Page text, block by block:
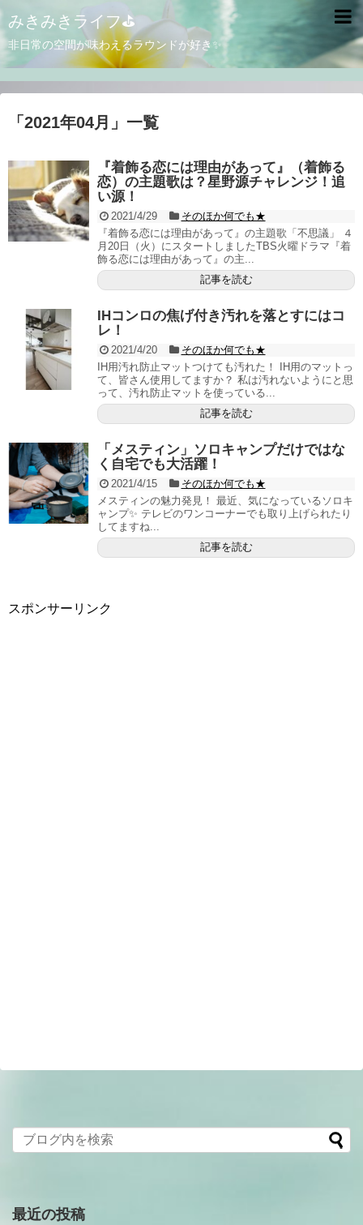
みきみきライフ⛳
非日常の空間が味わえるラウンドが好き✨
「 2021年04月 」 一覧
『着飾る恋には理由があって』（着飾る
恋）の主題歌は？星野源チャレンジ！追
い源！
2021/4/29
そのほか何でも★
『着飾る恋には理由があって』の主題歌「不思議」 ４
月20日（火）にスタートしましたTBS火曜ドラマ『着
飾る恋には理由があって』の主...
記事を読む
IHコンロの焦げ付き汚れを落とすにはコ
レ！
2021/4/20
そのほか何でも★
IH用汚れ防止マットつけても汚れた！ IH用のマットっ
て、皆さん使用してますか？ 私は汚れないようにと思
って、汚れ防止マットを使っている...
記事を読む
「メスティン」ソロキャンプだけではな
く自宅でも大活躍！
2021/4/15
そのほか何でも★
メスティンの魅力発見！ 最近、気になっているソロキ
ャンプ✨ テレビのワンコーナーでも取り上げられたり
してますね...
記事を読む
スポンサーリンク
最近の投稿